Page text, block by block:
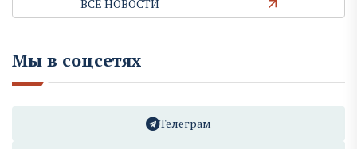
ВСЕ НОВОСТИ
Мы в соцсетях
Телеграм